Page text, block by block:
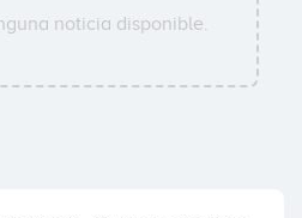
noticia disponible.